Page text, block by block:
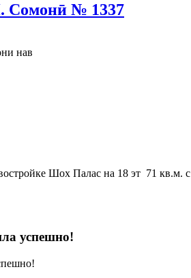
Сомонӣ № 1337
нав
Шох Палас на 18 эт 71 кв.м.
успешно!